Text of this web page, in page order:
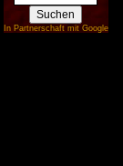
In Partnerschaft mit Google